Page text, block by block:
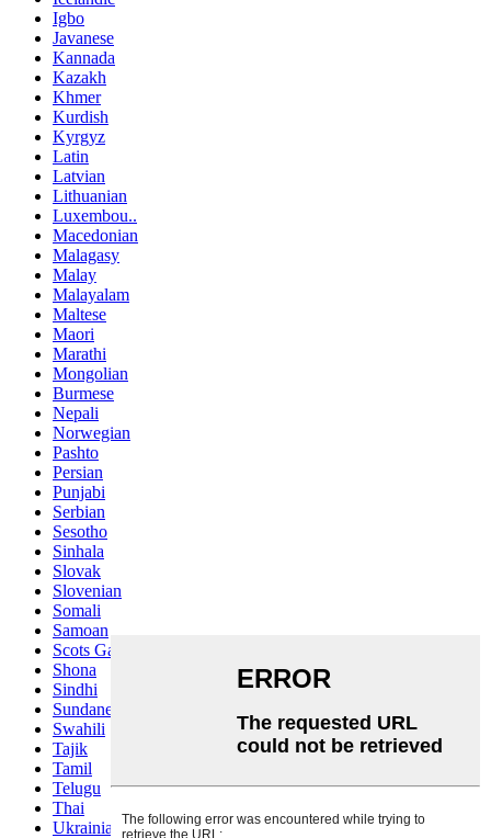
Igbo
Javanese
Kannada
Kazakh
Khmer
Kurdish
Kyrgyz
Latin
Latvian
Lithuanian
Luxembou..
Macedonian
Malagasy
Malay
Malayalam
Maltese
Maori
Marathi
Mongolian
Burmese
Nepali
Norwegian
Pashto
Persian
Punjabi
Serbian
Sesotho
Sinhala
Slovak
Slovenian
Somali
Samoan
Scots Gaelic
Shona
Sindhi
Sundanese
Swahili
Tajik
Tamil
Telugu
Thai
Ukrainian